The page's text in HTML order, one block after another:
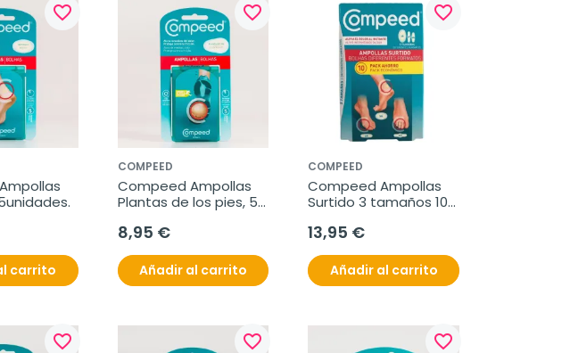
favorite_border
carrito
favorite_border
COMPEED
Compeed Ampollas
Plantas de los pies, 5
8,95 €
Añadir al carrito
favorite_border
COMPEED
Compeed Ampollas
Surtido 3 tamaños 10
13,95 €
Añadir al carrito
favorite_border favorite_border favorite_border